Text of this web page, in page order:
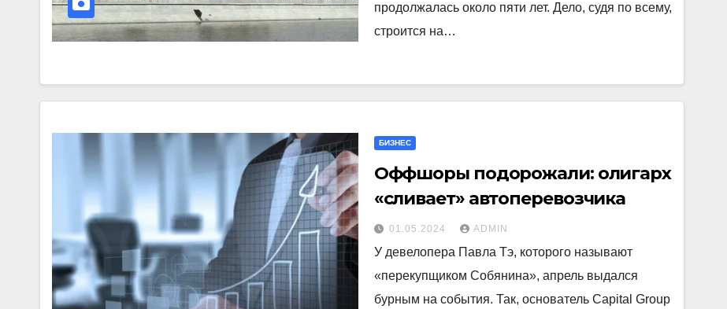
продолжалась около пяти лет. Дело, судя по всему,
строится на…
БИЗНЕС
Оффшоры подорожали: олигарх
«сливает» автоперевозчика
01.05.2024 ADMIN
У девелопера Павла Тэ, которого называют
«перекупщиком Собянина», апрель выдался
бурным на события. Так, основатель Capital Group